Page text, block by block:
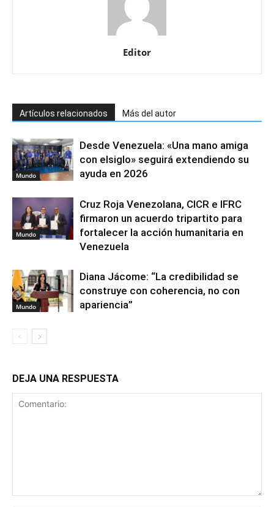
Editor
Artículos relacionados Más del autor
Mundo
Desde Venezuela: «Una mano amiga
con elsiglo» seguirá extendiendo su
ayuda en 2026
Mundo
Cruz Roja Venezolana, CICR e IFRC
firmaron un acuerdo tripartito para
fortalecer la acción humanitaria en
Venezuela
Mundo
Diana Jácome: “La credibilidad se
construye con coherencia, no con
apariencia”
DEJA UNA RESPUESTA